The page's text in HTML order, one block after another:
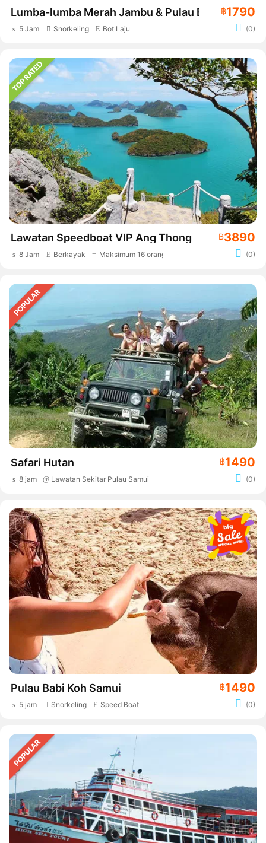
Lumba-lumba Merah Jambu & Pulau Babi ฿1790
5 Jam Snorkeling Bot Laju (0)
Lawatan Speedboat VIP Ang Thong ฿3890
8 Jam Berkayak Maksimum 16 orang (0)
Safari Hutan ฿1490
8 jam Lawatan Sekitar Pulau Samui (0)
Pulau Babi Koh Samui ฿1490
5 jam Snorkeling Speed Boat (0)